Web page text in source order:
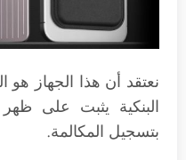
نعتقد أن هذا الجهاز هو
البنكية يثبت على
بتسجيل المكالمة.